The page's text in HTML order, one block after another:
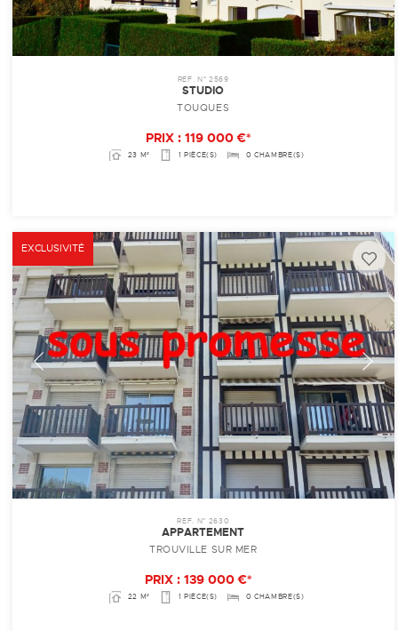
REF. N° 2569
STUDIO
TOUQUES
PRIX : 119 000 €*
23 M² 1 PIÈCE(S) 0 CHAMBRE(S)
EXCLUSIVITÉ
REF. N° 2630
APPARTEMENT
TROUVILLE SUR MER
PRIX : 139 000 €*
22 M² 1 PIÈCE(S) 0 CHAMBRE(S)